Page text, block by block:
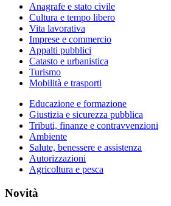
Anagrafe e stato civile
Cultura e tempo libero
Vita lavorativa
Imprese e commercio
Appalti pubblici
Catasto e urbanistica
Turismo
Mobilità e trasporti
Educazione e formazione
Giustizia e sicurezza pubblica
Tributi, finanze e contravvenzioni
Ambiente
Salute, benessere e assistenza
Autorizzazioni
Agricoltura e pesca
Novità